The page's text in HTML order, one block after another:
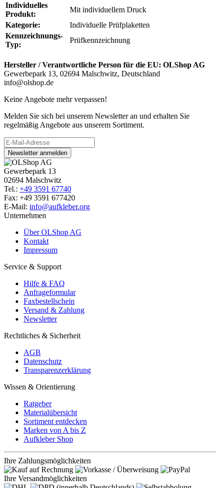
Individuelles
Produkt:
Mit individuellem Druck
Kategorie:
Individuelle Prüfplaketten
Kennzeichnungs-
Typ:
Prüfkennzeichnung
Hersteller / Verantwortliche Person für die EU: OLShop AG
Gewerbepark 13, 02694 Malschwitz, Deutschland
info@olshop.de
Keine Angebote mehr verpassen!
Melden Sie sich bei unserem Newsletter an und erhalten Sie
regelmäßig Angebote aus unserem Sortiment.
Newsletter anmelden
Gewerbepark 13
02694 Malschwitz
Tel.: +49 3591 67740
Fax: +49 3591 677420
E-Mail: info@aufkleber.org
Unternehmen
Über OLShop AG
Kontakt
Impressum
Service & Support
Hilfe & FAQ
Anfrageformular
Faxbestellschein
Versand & Zahlung
Newsletter
Rechtliches & Sicherheit
AGB
Datenschutz
Transparenzerklärung
Wissen & Orientierung
Ratgeber
Materialübersicht
Sortiment entdecken
Marken von A bis Z
Aufkleber Shop
Ihre Zahlungsmöglichkeiten
Ihre Versandmöglichkeiten